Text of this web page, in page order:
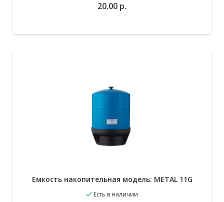
20.00 р.
Емкость накопительная модель: METAL 11G
Есть в наличии